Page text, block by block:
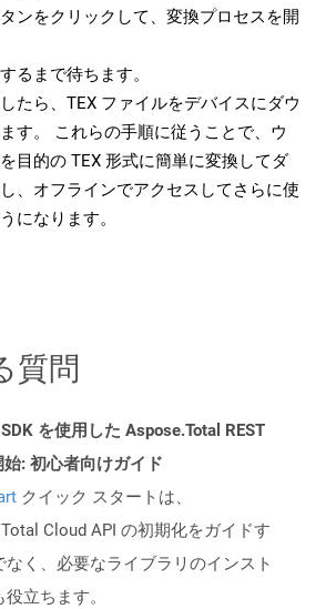
タンをクリックして、変換プロセスを開
るまで待ちます。
たら、TEX ファイルをデバイスにダウ
す。 これらの手順に従うことで、ウ
目的の TEX 形式に簡単に変換してダ
、オフラインでアクセスしてさらに使
になります。
質問
を使用した Aspose.Total REST
: 初心者向けガイド
クイック スタートは、
Cloud API の初期化をガイドす
なく、必要なライブラリのインスト
立ちます。